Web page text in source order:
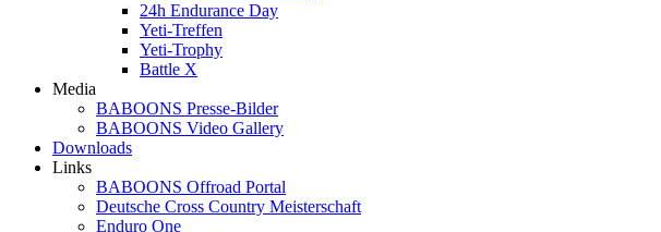
24h Endurance Day
Yeti-Treffen
Yeti-Trophy
Battle X
Media
BABOONS Presse-Bilder
BABOONS Video Gallery
Downloads
Links
BABOONS Offroad Portal
Deutsche Cross Country Meisterschaft
Enduro One